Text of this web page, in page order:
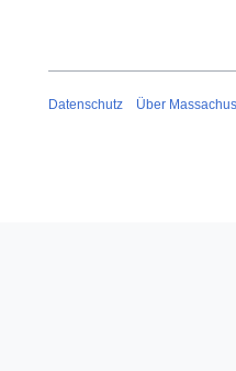
Datenschutz Über